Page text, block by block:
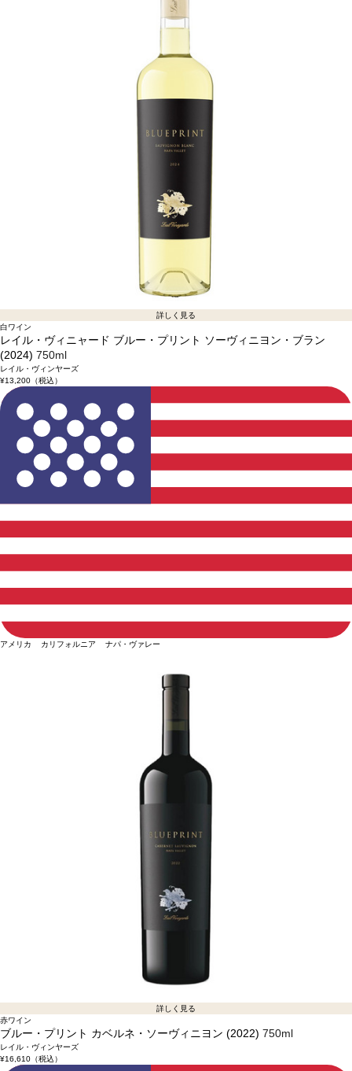
詳しく見る
白ワイン
レイル・ヴィニャード ブルー・プリント ソーヴィニヨン・ブラン
(2024) 750ml
レイル・ヴィンヤーズ
¥13,200（税込）
アメリカ カリフォルニア ナパ・ヴァレー
詳しく見る
赤ワイン
ブルー・プリント カベルネ・ソーヴィニヨン (2022) 750ml
レイル・ヴィンヤーズ
¥16,610（税込）